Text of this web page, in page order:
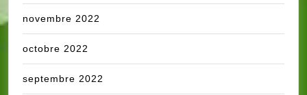
novembre 2022
octobre 2022
septembre 2022